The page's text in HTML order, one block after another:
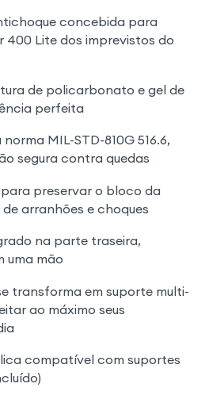
concebida para
400 Lite dos imprevistos do
de policarbonato e gel de
perfeita
MIL-STD-810G 516.6,
segura contra quedas
preservar o bloco da
arranhões e choques
na parte traseira,
uma mão
transforma em suporte multi-
ao máximo seus
compatível com suportes